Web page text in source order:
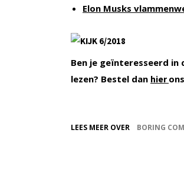
Elon Musks
Ben je geïnteresseerd in
lezen? Bestel dan hier
LEES MEER OVER BORING